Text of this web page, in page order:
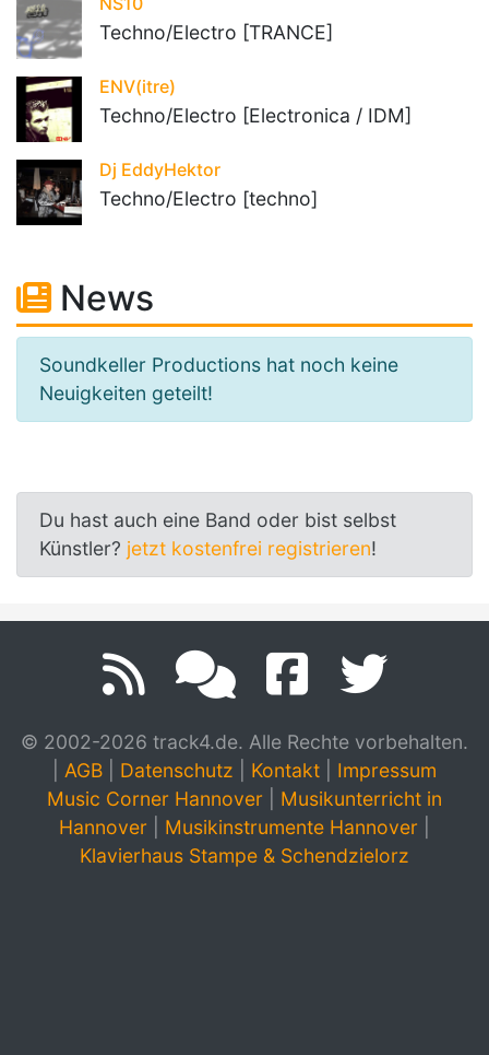
Techno/Electro [TRANCE]
ENV(itre)
Techno/Electro [Electronica / IDM]
Dj EddyHektor
Techno/Electro [techno]
News
Soundkeller Productions hat noch keine
Neuigkeiten geteilt!
Du hast auch eine Band oder bist selbst
Künstler? jetzt kostenfrei registrieren!
© 2002-2026 track4.de. Alle Rechte vorbehalten.
AGB Datenschutz Kontakt
Impressum
Music Corner Hannover
Musikunterricht in
Hannover
Musikinstrumente Hannover
Klavierhaus Stampe & Schendzielorz